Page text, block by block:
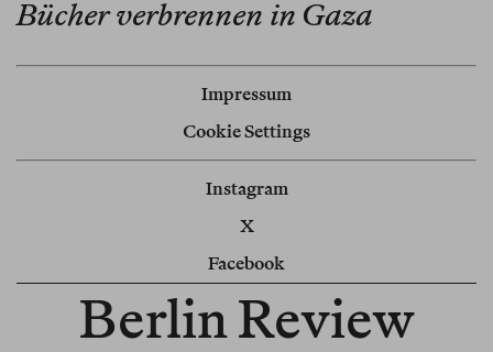
Bücher verbrennen in Gaza
Impressum
Cookie Settings
Instagram
X
Facebook
Berlin Review